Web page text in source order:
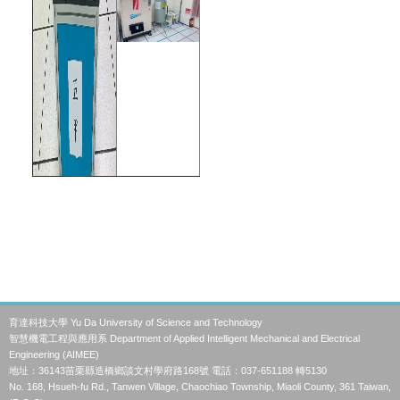
育達科技大學 Yu Da University of Science and Technology
智慧機電工程與應用系 Department of Applied Intelligent Mechanical and Electrical
Engineering (AIMEE)
地址：36143苗栗縣造橋鄉談文村學府路168號 電話：037-651188 轉5130
No. 168, Hsueh-fu Rd., Tanwen Village, Chaochiao Township, Miaoli County, 361 Taiwan,